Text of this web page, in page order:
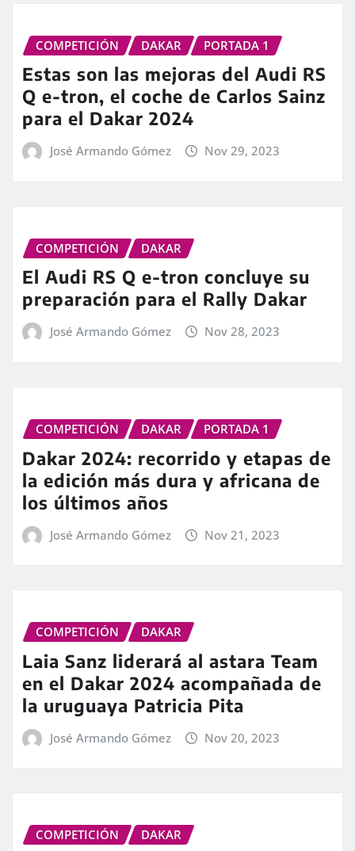
COMPETICIÓN DAKAR PORTADA 1
Estas son las mejoras del Audi RS
Q e-tron, el coche de Carlos Sainz
para el Dakar 2024
José Armando Gómez Nov 29, 2023
COMPETICIÓN DAKAR
El Audi RS Q e-tron concluye su
preparación para el Rally Dakar
José Armando Gómez Nov 28, 2023
COMPETICIÓN DAKAR PORTADA 1
Dakar 2024: recorrido y etapas de
la edición más dura y africana de
los últimos años
José Armando Gómez Nov 21, 2023
COMPETICIÓN DAKAR
Laia Sanz liderará al astara Team
en el Dakar 2024 acompañada de
la uruguaya Patricia Pita
José Armando Gómez Nov 20, 2023
COMPETICIÓN DAKAR